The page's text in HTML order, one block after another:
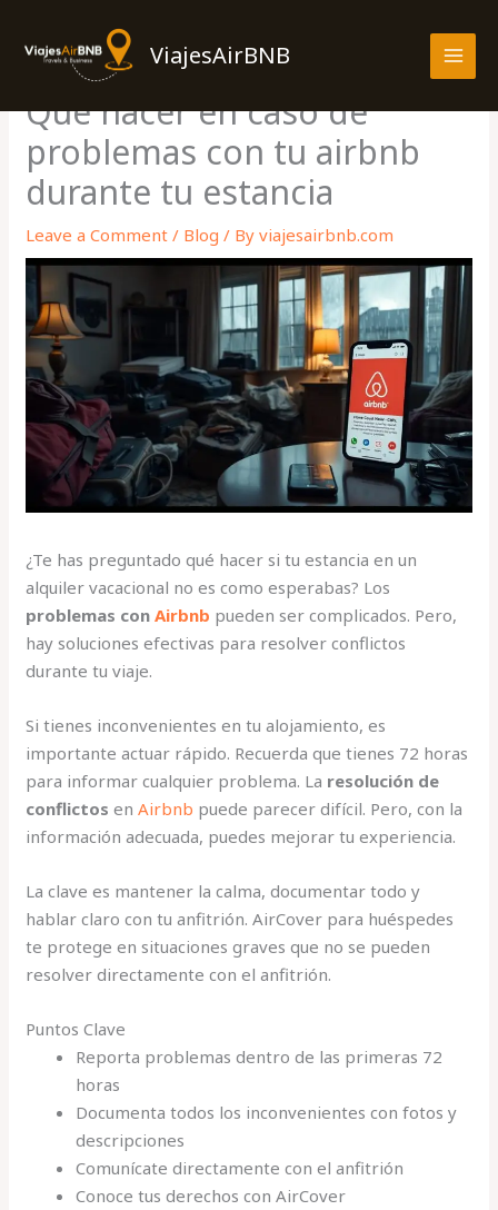
content
ViajesAirBNB
Qué hacer en caso de
problemas con tu airbnb
durante tu estancia
Leave a Comment / Blog / Byviajesairbnb.com
¿Te has preguntado qué hacer si tu estancia en un
alquiler vacacional no es como esperabas? Los
problemas conAirbnb pueden ser complicados. Pero,
hay soluciones efectivas para resolver conflictos
durante tu viaje.
Si tienes inconvenientes en tu alojamiento, es
importante actuar rápido. Recuerda que tienes 72 horas
para informar cualquier problema. La resolución de
conflictos enAirbnb puede parecer difícil. Pero, con la
información adecuada, puedes mejorar tu experiencia.
La clave es mantener la calma, documentar todo y
hablar claro con tu anfitrión. AirCover para huéspedes
te protege en situaciones graves que no se pueden
resolver directamente con el anfitrión.
Puntos Clave
Reporta problemas dentro de las primeras 72
horas
Documenta todos los inconvenientes con fotos y
descripciones
Comunícate directamente con el anfitrión
Conoce tus derechos con AirCover